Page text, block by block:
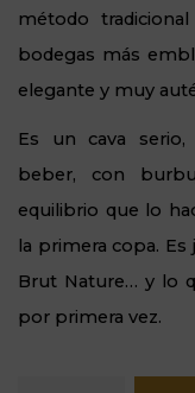
método
bodegas más
elegante y muy
Es un cava
beber, con
equilibrio que lo
la primera copa.
Brut Nature… y lo
por primera vez.